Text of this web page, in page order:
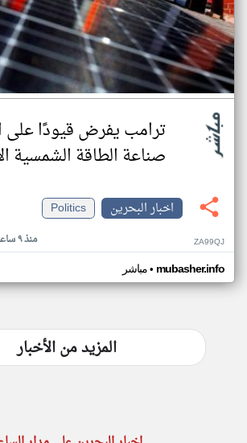
ترامب يفرض قيودًا على
صناعة الطاقة الشمسية
اخبار البحرين
Politics
منذ ٩ ساعات ZA99QJ
مباشر• mubasher.info
المزيد من الأخبار